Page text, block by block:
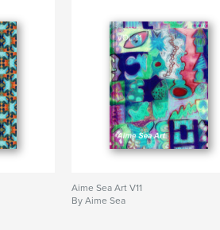
Aime Sea Art V11
By Aime Sea